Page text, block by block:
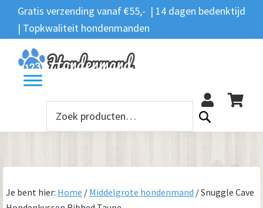
Spring
naar
de
hoofdnavigatie
Door
naar
de
hoofd
inhoud
Spring
naar
de
voettekst
Gratis verzending vanaf €55,- | 14 dagen bedenktijd
| Topkwaliteit hondenmanden
Zoeken
Zoeken
naar:
Je bent hier: Home / Middelgrote hondenmand /Snuggle Cave